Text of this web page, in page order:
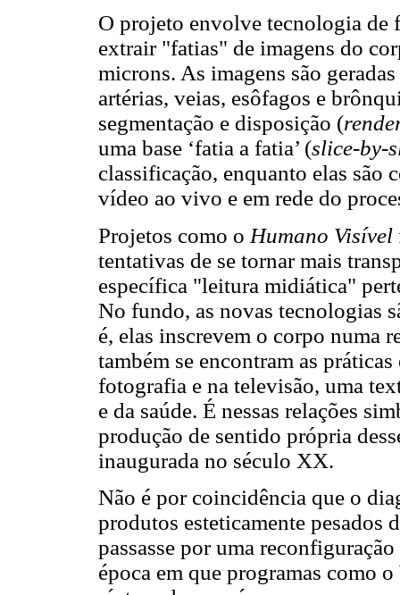
O projeto envolve tecnologia de
extrair "fatias" de imagens do
microns. As imagens são
artérias, veias, esôfagos e
segmentação e disposição (
uma base ‘fatia a fatia’ (slice-by-
classificação, enquanto elas são
vídeo ao vivo e em rede do
Projetos como o Humano Visível
tentativas de se tornar mais
específica "leitura midiática"
No fundo, as novas tecnologias
é, elas inscrevem o corpo numa
também se encontram as
fotografia e na televisão, uma
e da saúde. É nessas relações
produção de sentido própria
inaugurada no século XX.
Não é por coincidência que o
produtos esteticamente pesados
passasse por uma
época em que programas como